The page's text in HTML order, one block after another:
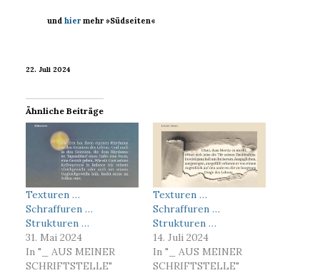
undhier mehr »Südseiten«
22. Juli 2024
Ähnliche Beiträge
Texturen …
Schraffuren …
Strukturen …
31. Mai 2024
In "_ AUS MEINER
SCHRIFTSTELLE"
Texturen …
Schraffuren …
Strukturen …
14. Juli 2024
In "_ AUS MEINER
SCHRIFTSTELLE"